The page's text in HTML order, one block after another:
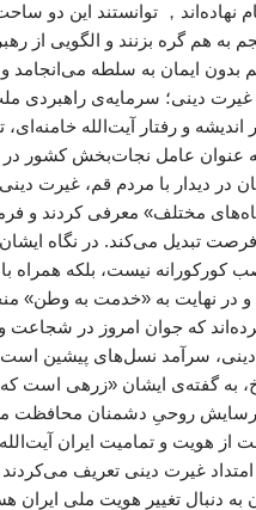
نهاده‌اند， توانستند این دو
هم گره بزنند و الگویی از
بدون ایمان به سلطه می‌انجامد و
به رکود». ۱. غیرت دینی؛ سرمایه‌ی
و رفتار آیت‌الله خامنه‌ای،
عنوان عامل نجات‌بخش کشور در
در دیدار با مردم قم، غیرت
مختلف» معرفی کردند و
فرصت تبدیل می‌کند. در نگاه
کورکورانه نیست، بلکه همراه
و در نهایت به «خدمت به وطن»
کرده‌اند که جوان امروز در
دینی، سرآمد نسل‌های پیشین
به گفته‌ی ایشان «زرهی است
هویت و تمامیت ایران آیت‌الله
غیرت دینی تعریف می‌کردند
دنبال تغییر هویت ملی ایران